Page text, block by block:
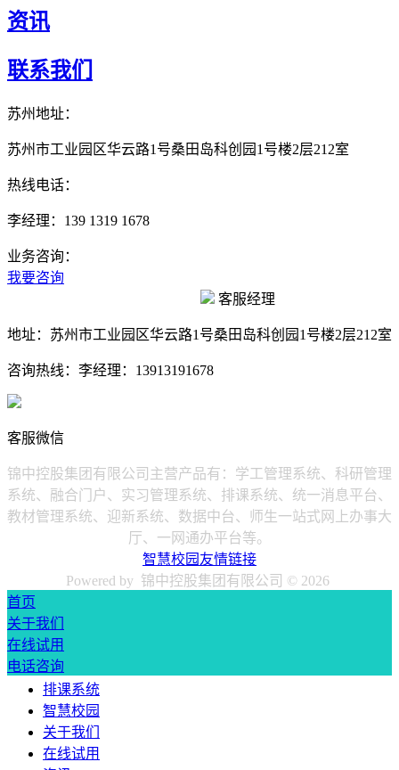
资讯
联系我们
苏州地址：
苏州市工业园区华云路1号桑田岛科创园1号楼2层212室
热线电话：
李经理：139 1319 1678
业务咨询：
我要咨询
客服经理
地址： 苏州市工业园区华云路1号桑田岛科创园1号楼2层212室
咨询热线： 李经理：13913191678
客服微信
锦中控股集团有限公司主营产品有：学工管理系统、科研管理
系统、融合门户、实习管理系统、排课系统、统一消息平台、
教材管理系统、迎新系统、数据中台、师生一站式网上办事大
厅、一网通办平台等。
智慧校园友情链接
Powered by 锦中控股集团有限公司 © 2026
首页
关于我们
在线试用
电话咨询
排课系统
智慧校园
关于我们
在线试用